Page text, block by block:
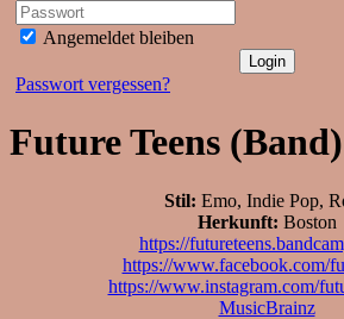
Angemeldet bleiben
Passwort vergessen?
Future Teens
Stil: Emo, Indie Pop,
Herkunft: Boston
https://
https://www.facebook.com/
https://www.instagram.com/
MusicBrainz